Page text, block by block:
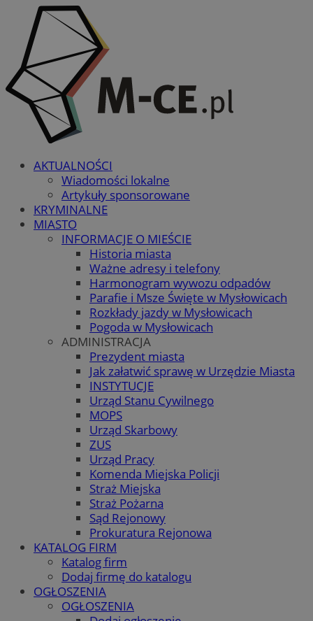
AKTUALNOŚCI
Wiadomości lokalne
Artykuły sponsorowane
KRYMINALNE
MIASTO
INFORMACJE O MIEŚCIE
Historia miasta
Ważne adresy i telefony
Harmonogram wywozu odpadów
Parafie i Msze Święte w Mysłowicach
Rozkłady jazdy w Mysłowicach
Pogoda w Mysłowicach
ADMINISTRACJA
Prezydent miasta
Jak załatwić sprawę w Urzędzie Miasta
INSTYTUCJE
Urząd Stanu Cywilnego
MOPS
Urząd Skarbowy
ZUS
Urząd Pracy
Komenda Miejska Policji
Straż Miejska
Straż Pożarna
Sąd Rejonowy
Prokuratura Rejonowa
KATALOG FIRM
Katalog firm
Dodaj firmę do katalogu
OGŁOSZENIA
OGŁOSZENIA